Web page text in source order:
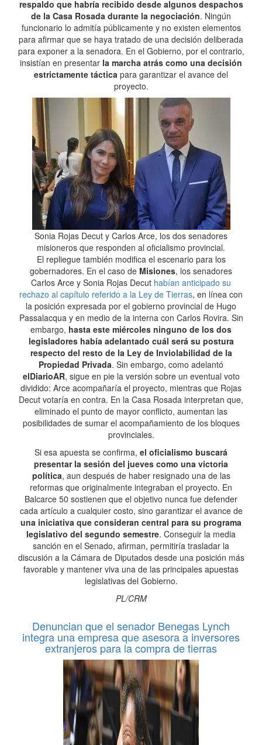
respaldo que habría recibido desde algunos despachos
de la Casa Rosada durante la negociación. Ningún
funcionario lo admitía públicamente y no existen elementos
para afirmar que se haya tratado de una decisión deliberada
para exponer a la senadora. En el Gobierno, por el contrario,
insistían en presentar la marcha atrás como una decisión
estrictamente táctica para garantizar el avance del
proyecto.
Sonia Rojas Decut y Carlos Arce, los dos senadores
misioneros que responden al oficialismo provincial.
El repliegue también modifica el escenario para los
gobernadores. En el caso de Misiones, los senadores
Carlos Arce y Sonia Rojas Decut habían anticipado su
rechazo al capítulo referido a la Ley de Tierras, en línea con
la posición expresada por el gobierno provincial de Hugo
Passalacqua y en medio de la interna con Carlos Rovira. Sin
embargo, hasta este miércoles ninguno de los dos
legisladores había adelantado cuál será su postura
respecto del resto de la Ley de Inviolabilidad de la
Propiedad Privada. Sin embargo, como adelantó
elDiarioAR, sigue en pie la versión sobre un eventual voto
dividido: Arce acompañaría el proyecto, mientras que Rojas
Decut votaría en contra. En la Casa Rosada interpretan que,
eliminado el punto de mayor conflicto, aumentan las
posibilidades de sumar el acompañamiento de los bloques
provinciales.
Si esa apuesta se confirma, el oficialismo buscará
presentar la sesión del jueves como una victoria
política, aun después de haber resignado una de las
reformas que originalmente integraban el proyecto. En
Balcarce 50 sostienen que el objetivo nunca fue defender
cada artículo a cualquier costo, sino garantizar el avance de
una iniciativa que consideran central para su programa
legislativo del segundo semestre. Conseguir la media
sanción en el Senado, afirman, permitiría trasladar la
discusión a la Cámara de Diputados desde una posición más
favorable y mantener viva una de las principales apuestas
legislativas del Gobierno.
PL/CRM
Denuncian que el senador Benegas Lynch
integra una empresa que asesora a inversores
extranjeros para la compra de tierras